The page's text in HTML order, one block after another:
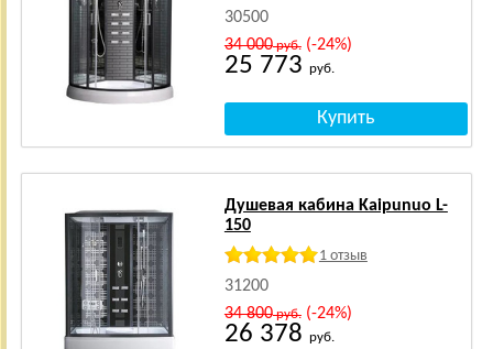
30500
34 000руб.(-24%)
25 773 руб.
Душевая кабина Kaipunuo L-
150
1 отзыв
31200
34 800руб.(-24%)
26 378 руб.